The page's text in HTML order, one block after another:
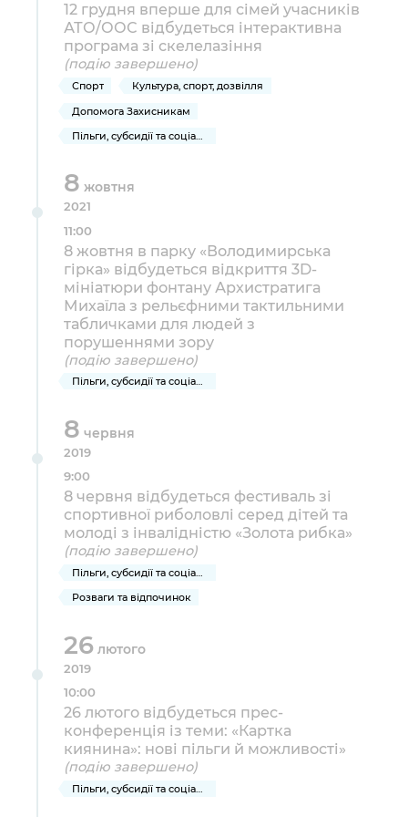
Підприємства, установи, організації
Kyiv International Relations
Річні звіти
Гендерна політика
Київська міська військова адміністрація
Портал Захисників та Захисниць
Безбар'єрність
Портал послуг
Міський застосунок Київ Цифровий
Важливе під час воєнного стану
Уряд» – місцевий рівень»
Важливе під час воєнного стану
Про відкриті дані
Портал даних Києва
Публічні дашборди
12 грудня вперше для сімей учасників
АТО/ООС відбудеться інтерактивна
програма зі скелелазіння
(подію завершено)
Спорт
Культура, спорт, дозвілля
Допомога Захисникам
Пільги, субсидії та соціальний захист
8 жовтня
2021
11:00
8 жовтня в парку «Володимирська
гірка» відбудеться відкриття 3D-
мініатюри фонтану Архистратига
Михаїла з рельєфними тактильними
табличками для людей з
порушеннями зору
(подію завершено)
Пільги, субсидії та соціальний захист
8 червня
2019
9:00
8 червня відбудеться фестиваль зі
спортивної риболовлі серед дітей та
молоді з інвалідністю «Золота рибка»
(подію завершено)
Пільги, субсидії та соціальний захист
Розваги та відпочинок
26 лютого
2019
10:00
26 лютого відбудеться прес-
конференція із теми: «Картка
киянина»: нові пільги й можливості»
(подію завершено)
Пільги, субсидії та соціальний захист